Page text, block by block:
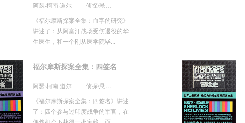
阿瑟·柯南·道尔
《福尔摩斯探案全集：血字的研究》
讲述了：从阿富汗战场受伤退役的华
生医生，和一个刚从医学院毕...
福尔摩斯探案全集：四签名
阿瑟·柯南·道尔
《福尔摩斯探案全集：四签名》讲述
了：四个参与过印度战争的军官，在